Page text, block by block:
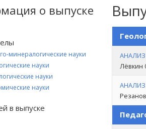
о выпуске
минералогические науки
науки
науки
науки
в выпуске
Лёвкин